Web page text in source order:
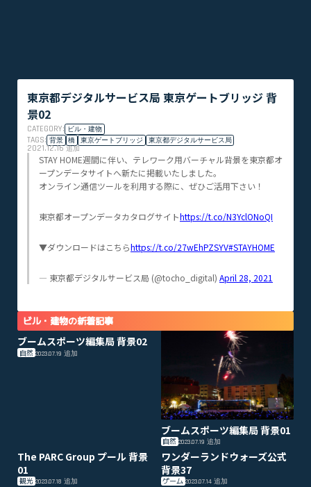
東京都デジタルサービス局 東京ゲートブリッジ 背
景02
CATEGORY: ビル・建物
TAGS: 背景 橋 東京ゲートブリッジ 東京都デジタルサービス局
2021.12.16追加
STAY HOME週間に伴い、テレワーク用バーチャル背景を東京都オ
ープンデータサイトへ新たに掲載いたしました。
オンライン通信ツールを利用する際に、ぜひご活用下さい！
東京都オープンデータカタログサイトhttps://t.co/N3YclONoQI
▼ダウンロードはこちらhttps://t.co/27wEhPZSYV#STAYHOME
— 東京都デジタルサービス局 (@tocho_digital) April 28, 2021
ビル・建物の新着記事
ブームスポーツ編集局 背景02
自然 2023.07.19 追加
ブームスポーツ編集局 背景01
自然 2023.07.19追加
The PARC Group プール 背景
01
観光 2023.07.18 追加
ワンダーランドウォーズ公式
背景37
ゲーム 2023.07.14追加